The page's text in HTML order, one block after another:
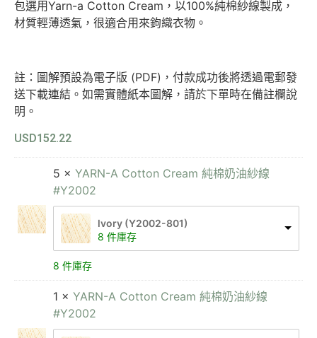
包選用Yarn-a Cotton Cream，以100%純棉紗線製成，
材質輕薄透氣，很適合用來鉤織衣物。
註：圖解預設為電子版 (PDF)，付款成功後將透過電郵發
送下載連結。如需實體紙本圖解，請於下單時在備註欄說
明。
USD152.22
5 × YARN-A Cotton Cream 純棉奶油紗線
#Y2002
lvory (Y2002-801)
8 件庫存
8 件庫存
1 × YARN-A Cotton Cream 純棉奶油紗線
#Y2002